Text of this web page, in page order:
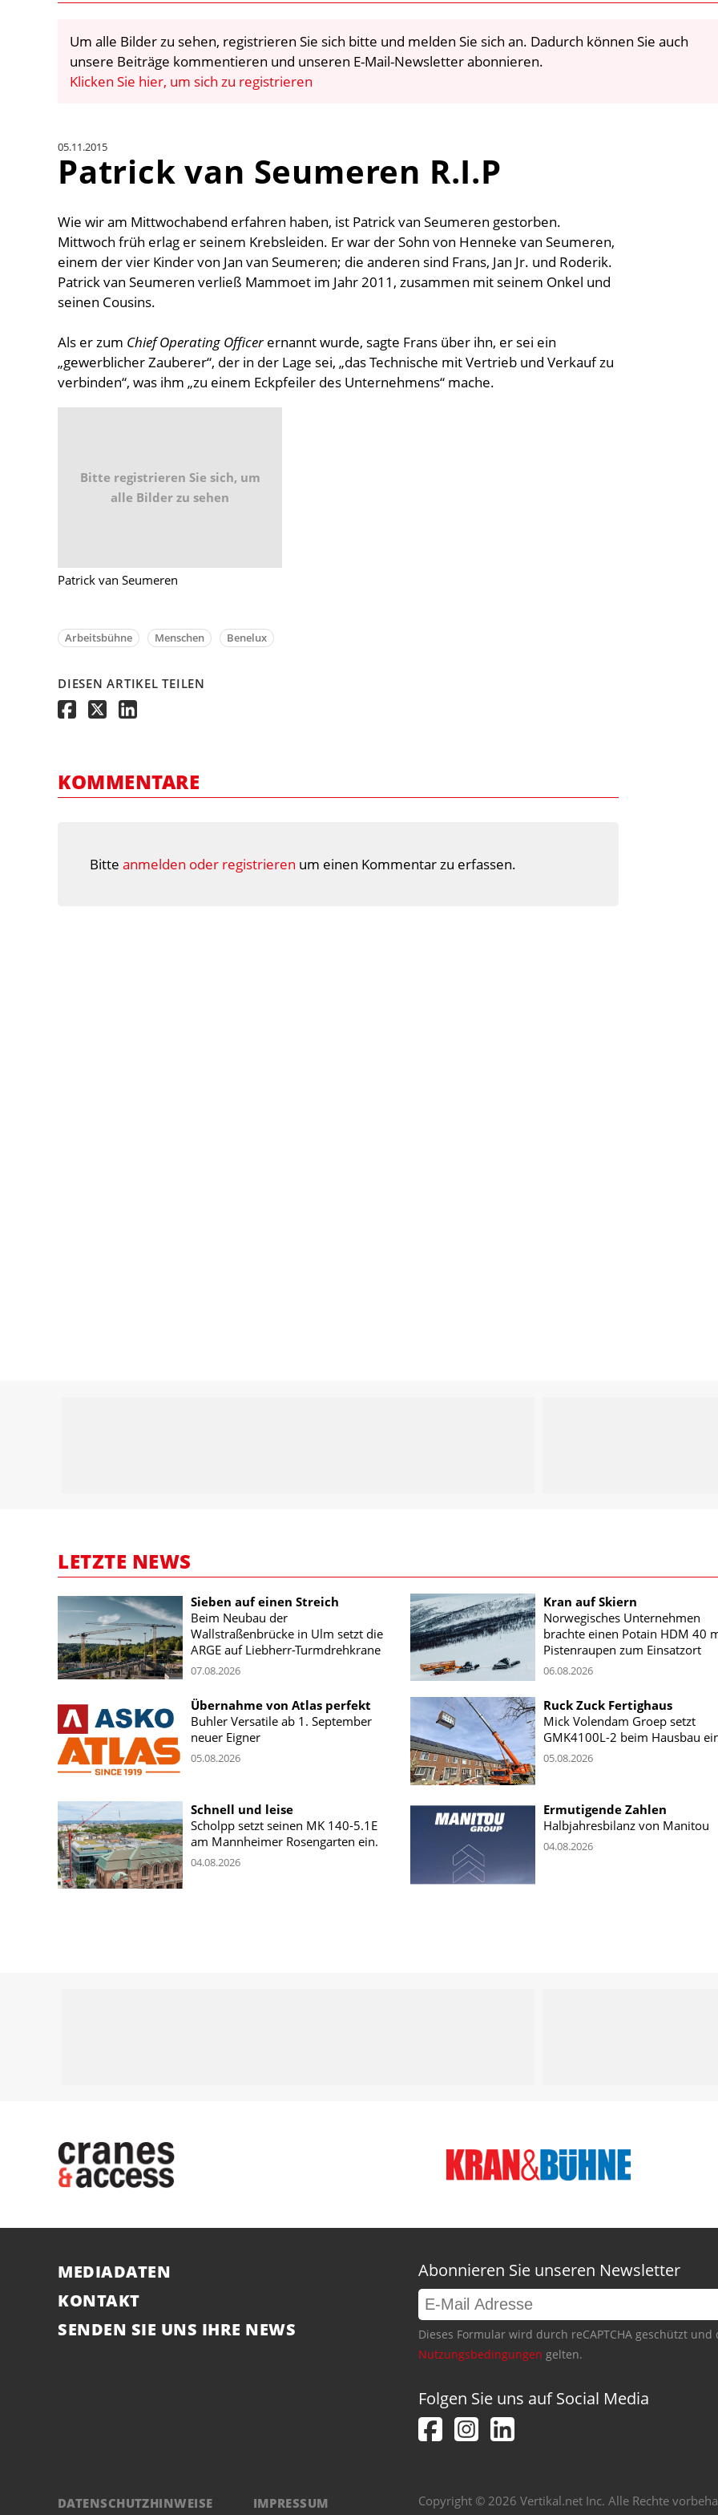
Um alle Bilder zu sehen, registrieren Sie sich bitte und melden Sie sich an. Dadurch können Sie auch
unsere Beiträge kommentieren und unseren E-Mail-Newsletter abonnieren.
Klicken Sie hier, um sich zu registrieren
05.11.2015
Patrick van Seumeren R.I.P
Wie wir am Mittwochabend erfahren haben, ist Patrick van Seumeren gestorben.
Mittwoch früh erlag er seinem Krebsleiden. Er war der Sohn von Henneke van Seumeren,
einem der vier Kinder von Jan van Seumeren; die anderen sind Frans, Jan Jr. und Roderik.
Patrick van Seumeren verließ Mammoet im Jahr 2011, zusammen mit seinem Onkel und
seinen Cousins.
Als er zum Chief Operating Officerernannt wurde, sagte Frans über ihn, er sei ein
„gewerblicher Zauberer“, der in der Lage sei, „das Technische mit Vertrieb und Verkauf zu
verbinden“, was ihm „zu einem Eckpfeiler des Unternehmens“ mache.
Bitte registrieren Sie sich, um
alle Bilder zu sehen
Patrick van Seumeren
Arbeitsbühne Menschen Benelux
DIESEN ARTIKEL TEILEN
KOMMENTARE
Bitte anmelden oder registrieren um einen Kommentar zu erfassen.
LETZTE NEWS
Sieben auf einen Streich
Beim Neubau der
Wallstraßenbrücke in Ulm setzt die
ARGE auf Liebherr-Turmdrehkrane
07.08.2026
Kran auf Skiern
Norwegisches Unternehmen
brachte einen Potain HDM 40
Pistenraupen zum Einsatzort
06.08.2026
Übernahme von Atlas perfekt
Buhler Versatile ab 1. September
neuer Eigner
05.08.2026
Ruck Zuck Fertighaus
Mick Volendam Groep setzt
GMK4100L-2 beim Hausbau
05.08.2026
Schnell und leise
Scholpp setzt seinen MK 140-5.1E
am Mannheimer Rosengarten ein.
04.08.2026
Ermutigende Zahlen
Halbjahresbilanz von Manitou
04.08.2026
MEDIADATEN
KONTAKT
SENDEN SIE UNS IHRE NEWS
Abonnieren Sie unseren Newsletter
Dieses Formular wird durch reCAPTCHA geschützt
Nutzungsbedingungen gelten.
Folgen Sie uns auf Social Media
DATENSCHUTZHINWEISE IMPRESSUM Copyright © 2026 Vertikal.net Inc. Alle Rechte